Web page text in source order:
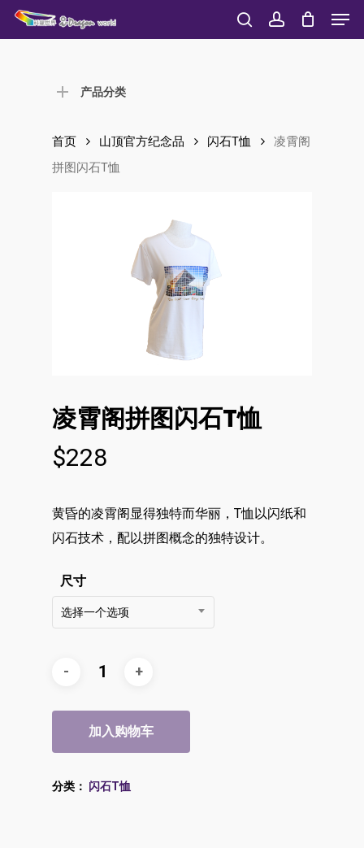
Skip
to
searchaccount
产品分类
首页 山顶官方纪念品 闪石T恤
凌霄阁
拼图闪石T恤
凌霄阁拼图闪石T恤
$228
黄昏的凌霄阁显得独特而华丽，T恤以闪纸和
闪石技术，配以拼图概念的独特设计。
尺寸
选择一个选项
加入购物车
分类： 闪石T恤